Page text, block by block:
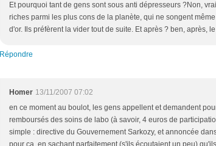
Et pourquoi tant de gens sont sous anti dépresseurs ?Non,
riches parmi les plus cons de la planète, qui ne songent
d'or. Ils préfèrent la vider tout de suite. Et après ? ben, après,
Répondre
Homer 13/11/2007 07:02
en ce moment au boulot, les gens appellent et demandent
remboursés des soins de labo (à savoir, 4 euros de
simple : directive du Gouvernement Sarkozy, et annoncée
pour ça, en sachant parfaitement (s'ils écoutaient un peu)